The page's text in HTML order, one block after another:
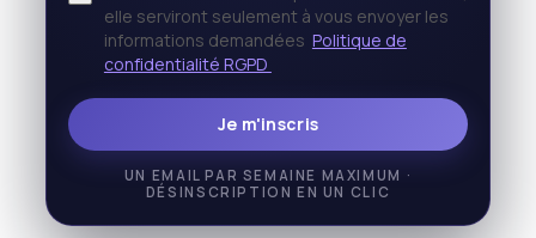
elle serviront seulement à vous envoyer les
informations demandées Politique de
confidentialité RGPD
Je m'inscris
UN EMAIL PAR SEMAINE MAXIMUM ·
DÉSINSCRIPTION EN UN CLIC